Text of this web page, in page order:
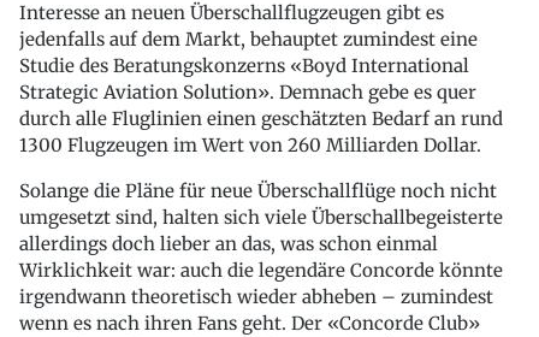
Interesse an neuen Überschallflugzeugen gibt es
jedenfalls auf dem Markt, behauptet zumindest eine
Studie des Beratungskonzerns «Boyd International
Strategic Aviation Solution». Demnach gebe es quer
durch alle Fluglinien einen geschätzten Bedarf an rund
1300 Flugzeugen im Wert von 260 Milliarden Dollar.
Solange die Pläne für neue Überschallflüge noch nicht
umgesetzt sind, halten sich viele Überschallbegeisterte
allerdings doch lieber an das, was schon einmal
Wirklichkeit war: auch die legendäre Concorde könnte
irgendwann theoretisch wieder abheben – zumindest
wenn es nach ihren Fans geht. Der «Concorde Club»